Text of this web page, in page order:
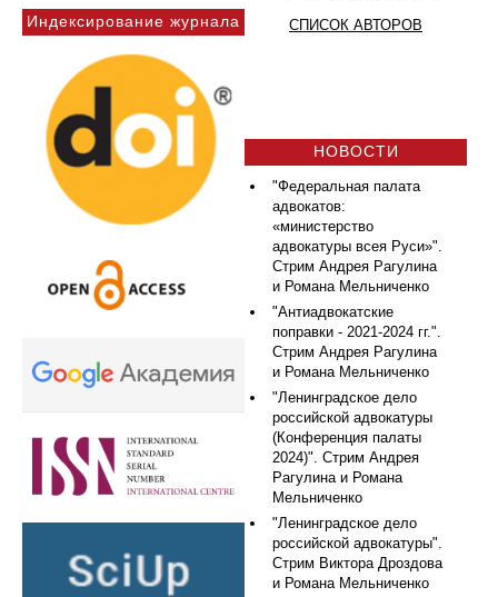
Индексирование журнала СПИСОК АВТОРОВ
НОВОСТИ
"Федеральная палата
адвокатов:
«министерство
адвокатуры всея Руси»".
Стрим Андрея Рагулина
и Романа Мельниченко
"Антиадвокатские
поправки - 2021-2024 гг.".
Стрим Андрея Рагулина
и Романа Мельниченко
"Ленинградское дело
российской адвокатуры
(Конференция палаты
2024)". Стрим Андрея
Рагулина и Романа
Мельниченко
"Ленинградское дело
российской адвокатуры".
Стрим Виктора Дроздова
и Романа Мельниченко